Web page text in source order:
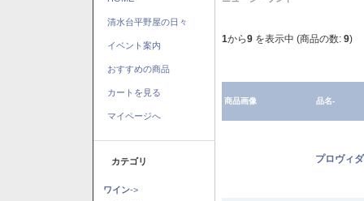
清水台平野屋の日々
イベント案内
おすすめの商品
カートを見る
マイページへ
カテゴリ
ワイン->
1から9 を表示中 (商品の数: 9)
商品画像 品名-
プロヴィ